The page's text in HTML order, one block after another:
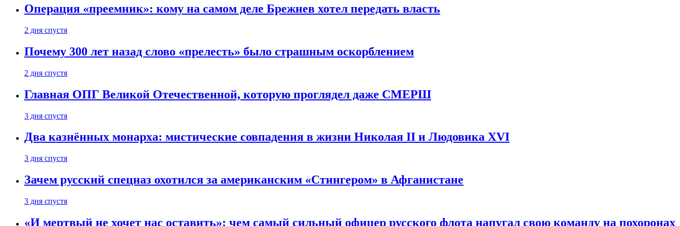
Операция «преемник»: кому на самом деле Брежнев хотел передать власть
2 дня спустя
Почему 300 лет назад слово «прелесть» было страшным оскорблением
2 дня спустя
Главная ОПГ Великой Отечественной, которую проглядел даже СМЕРШ
3 дня спустя
Два казнённых монарха: мистические совпадения в жизни Николая II и Людовика XVI
3 дня спустя
Зачем русский спецназ охотился за американским «Стингером» в Афганистане
3 дня спустя
«И мертвый не хочет нас оставить»: чем самый сильный офицер русского флота напугал свою команду на похоронах